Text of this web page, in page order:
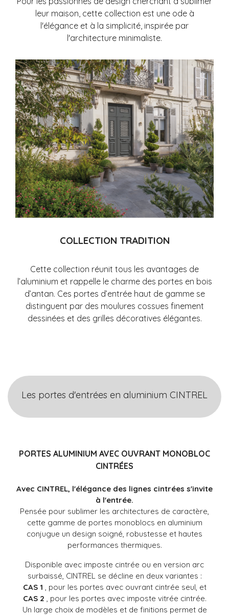
leur maison, cette collection est une ode à
l'élégance et à la simplicité, inspirée par
l'architecture minimaliste.
COLLECTION TRADITION
Cette collection réunit tous les avantages de
l’aluminium et rappelle le charme des portes en bois
d’antan. Ces portes d’entrée haut de gamme se
distinguent par des moulures cossues finement
dessinées et des grilles décoratives élégantes.
Les portes d'entrées en aluminium CINTREL
PORTES ALUMINIUM AVEC OUVRANT MONOBLOC
CINTRÉES
Avec CINTREL, l'élégance des lignes cintrées s'invite
à l'entrée.
Pensée pour sublimer les architectures de caractère,
cette gamme de portes monoblocs en aluminium
conjugue un design soigné, robustesse et hautes
performances thermiques.
Disponible avec imposte cintrée ou en version arc
surbaissé, CINTREL se décline en deux variantes :
CAS 1 , pour les portes avec ouvrant cintrée seul, et
CAS 2 , pour les portes avec imposte vitrée cintrée.
Un large choix de modèles et de finitions permet de